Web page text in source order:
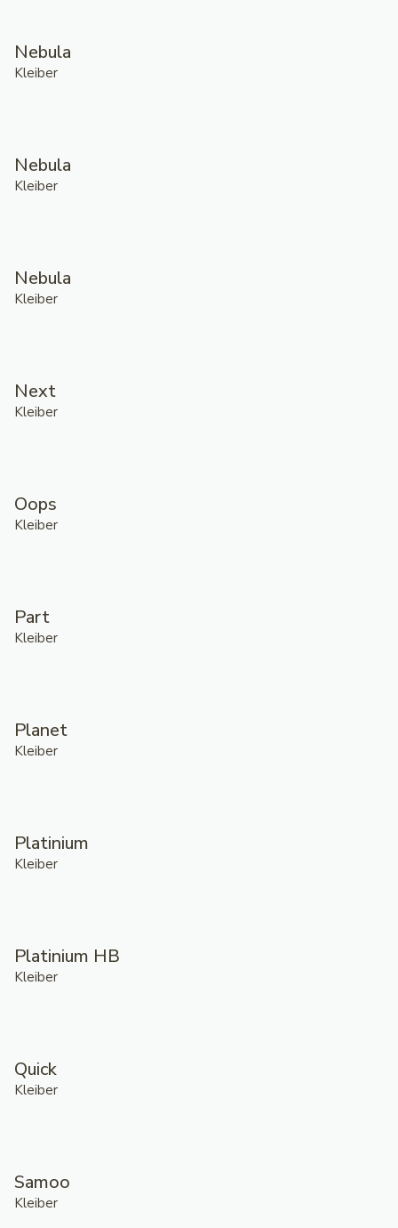
Nebula
Kleiber
Nebula
Kleiber
Nebula
Kleiber
Next
Kleiber
Oops
Kleiber
Part
Kleiber
Planet
Kleiber
Platinium
Kleiber
Platinium HB
Kleiber
Quick
Kleiber
Samoo
Kleiber